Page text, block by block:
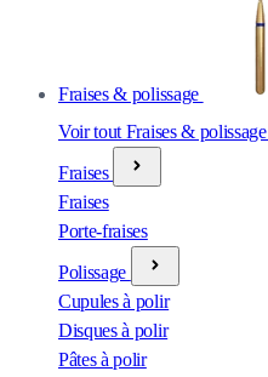
Fraises & polissage
Voir tout Fraises & polissage
Fraises
Fraises
Porte-fraises
Polissage
Cupules à polir
Disques à polir
Pâtes à polir